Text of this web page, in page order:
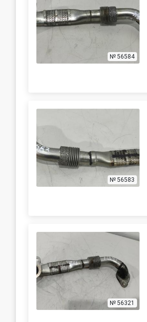
№ 56584
№ 56583
№ 56321